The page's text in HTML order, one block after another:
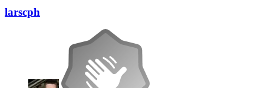
larscph